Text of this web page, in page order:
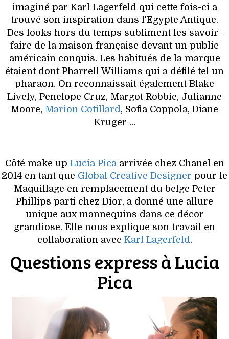
JEUNES CRÉATEURS
HISTOIRE DES MARQUES
DÉCO
VOYAGES & LOISIRS
imaginé par Karl Lagerfeld qui cette fois-ci a
trouvé son inspiration dans l'Egypte Antique.
Des looks hors du temps subliment les savoir-
faire de la maison française devant un public
américain conquis. Les habitués de la marque
étaient dont Pharrell Williams qui a défilé tel un
pharaon. On reconnaissait également Blake
Lively, Penelope Cruz, Margot Robbie, Julianne
Moore, Marion Cotillard , Sofia Coppola, Diane
Kruger ...
Côté make up Lucia Pica arrivée chez Chanel en
2014 en tant que Global Creative Designer pour le
Maquillage en remplacement du belge Peter
Phillips parti chez Dior, a donné une allure
unique aux mannequins dans ce décor
grandiose. Elle nous explique son travail en
collaboration avec Karl Lagerfeld .
Questions express à Lucia
Pica